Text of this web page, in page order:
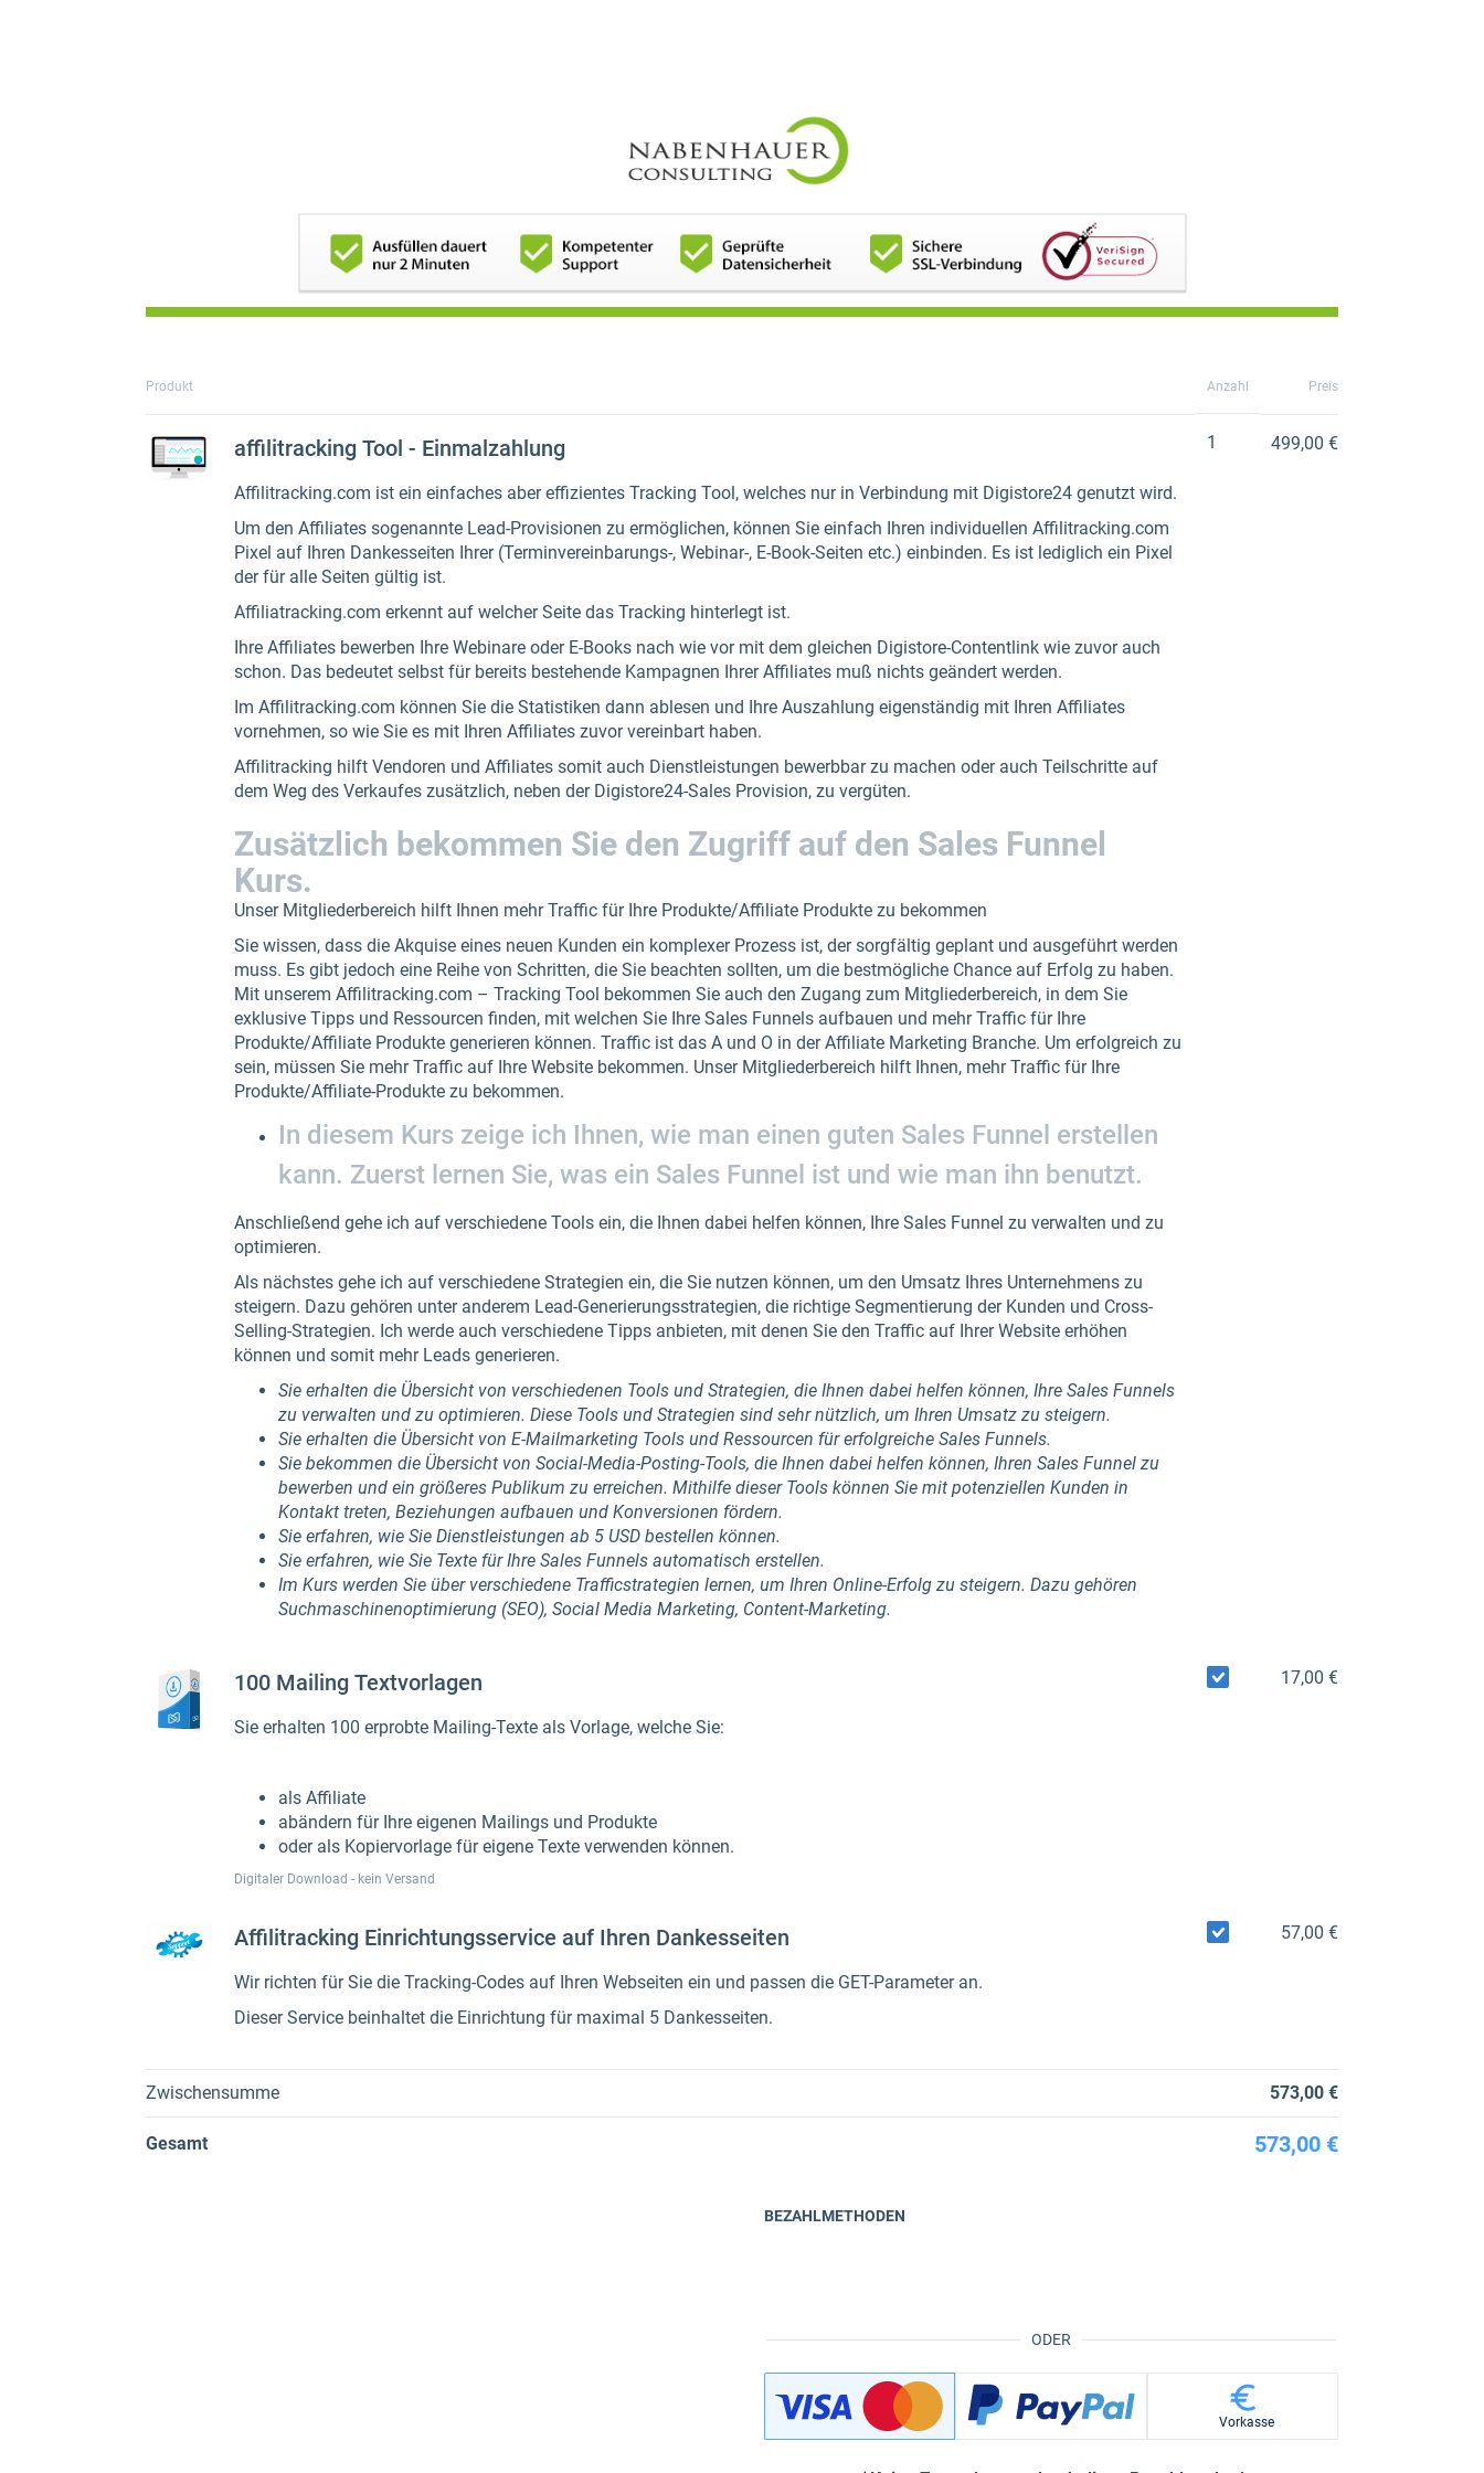
Produkt Anzahl Preis
affilitracking Tool - Einmalzahlung
Affilitracking.com ist ein einfaches aber effizientes Tracking Tool, welches nur in Verbindung mit Digistore24 genutzt wird.
Um den Affiliates sogenannte Lead-Provisionen zu ermöglichen, können Sie einfach Ihren individuellen Affilitracking.com
Pixel auf Ihren Dankesseiten Ihrer (Terminvereinbarungs-, Webinar-, E-Book-Seiten etc.) einbinden. Es ist lediglich ein Pixel
der für alle Seiten gültig ist.
Affiliatracking.com erkennt auf welcher Seite das Tracking hinterlegt ist.
Ihre Affiliates bewerben Ihre Webinare oder E-Books nach wie vor mit dem gleichen Digistore-Contentlink wie zuvor auch
schon. Das bedeutet selbst für bereits bestehende Kampagnen Ihrer Affiliates muß nichts geändert werden.
Im Affilitracking.com können Sie die Statistiken dann ablesen und Ihre Auszahlung eigenständig mit Ihren Affiliates
vornehmen, so wie Sie es mit Ihren Affiliates zuvor vereinbart haben.
Affilitracking hilft Vendoren und Affiliates somit auch Dienstleistungen bewerbbar zu machen oder auch Teilschritte auf
dem Weg des Verkaufes zusätzlich, neben der Digistore24-Sales Provision, zu vergüten.
Zusätzlich bekommen Sie den Zugriff auf den Sales Funnel
Kurs.
Unser Mitgliederbereich hilft Ihnen mehr Traffic für Ihre Produkte/Affiliate Produkte zu bekommen
Sie wissen, dass die Akquise eines neuen Kunden ein komplexer Prozess ist, der sorgfältig geplant und ausgeführt werden
muss. Es gibt jedoch eine Reihe von Schritten, die Sie beachten sollten, um die bestmögliche Chance auf Erfolg zu haben.
Mit unserem Affilitracking.com – Tracking Tool bekommen Sie auch den Zugang zum Mitgliederbereich, in dem Sie
exklusive Tipps und Ressourcen finden, mit welchen Sie Ihre Sales Funnels aufbauen und mehr Traffic für Ihre
Produkte/Affiliate Produkte generieren können. Traffic ist das A und O in der Affiliate Marketing Branche. Um erfolgreich zu
sein, müssen Sie mehr Traffic auf Ihre Website bekommen. Unser Mitgliederbereich hilft Ihnen, mehr Traffic für Ihre
Produkte/Affiliate-Produkte zu bekommen.
In diesem Kurs zeige ich Ihnen, wie man einen guten Sales Funnel erstellen
kann. Zuerst lernen Sie, was ein Sales Funnel ist und wie man ihn benutzt.
Anschließend gehe ich auf verschiedene Tools ein, die Ihnen dabei helfen können, Ihre Sales Funnel zu verwalten und zu
optimieren.
Als nächstes gehe ich auf verschiedene Strategien ein, die Sie nutzen können, um den Umsatz Ihres Unternehmens zu
steigern. Dazu gehören unter anderem Lead-Generierungsstrategien, die richtige Segmentierung der Kunden und Cross-
Selling-Strategien. Ich werde auch verschiedene Tipps anbieten, mit denen Sie den Traffic auf Ihrer Website erhöhen
können und somit mehr Leads generieren.
Sie erhalten die Übersicht von verschiedenen Tools und Strategien, die Ihnen dabei helfen können, Ihre Sales Funnels
zu verwalten und zu optimieren. Diese Tools und Strategien sind sehr nützlich, um Ihren Umsatz zu steigern.
Sie erhalten die Übersicht von E-Mailmarketing Tools und Ressourcen für erfolgreiche Sales Funnels.
Sie bekommen die Übersicht von Social-Media-Posting-Tools, die Ihnen dabei helfen können, Ihren Sales Funnel zu
bewerben und ein größeres Publikum zu erreichen. Mithilfe dieser Tools können Sie mit potenziellen Kunden in
Kontakt treten, Beziehungen aufbauen und Konversionen fördern.
Sie erfahren, wie Sie Dienstleistungen ab 5 USD bestellen können.
Sie erfahren, wie Sie Texte für Ihre Sales Funnels automatisch erstellen.
Im Kurs werden Sie über verschiedene Trafficstrategien lernen, um Ihren Online-Erfolg zu steigern. Dazu gehören
Suchmaschinenoptimierung (SEO), Social Media Marketing, Content-Marketing.
1 499,00 €
100 Mailing Textvorlagen
Sie erhalten 100 erprobte Mailing-Texte als Vorlage, welche Sie:
als Affiliate
abändern für Ihre eigenen Mailings und Produkte
oder als Kopiervorlage für eigene Texte verwenden können.
Digitaler Download - kein Versand
17,00 €
Affilitracking Einrichtungsservice auf Ihren Dankesseiten
Wir richten für Sie die Tracking-Codes auf Ihren Webseiten ein und passen die GET-Parameter an.
Dieser Service beinhaltet die Einrichtung für maximal 5 Dankesseiten.
57,00 €
Zwischensumme 573,00 €
Gesamt 573,00 €
ODER
BEZAHLMETHODEN
Vorkasse